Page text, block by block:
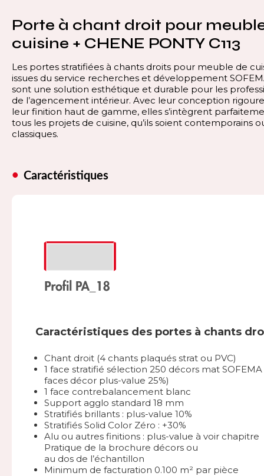
Porte à chant droit pour
cuisine + CHENE PONTY C113
Les portes stratifiées à chants droits pour meuble de
issues du service recherches et développement
sont une solution esthétique et durable pour les
de l’agencement intérieur. Avec leur conception
leur finition haut de gamme, elles s’intègrent
tous les projets de cuisine, qu’ils soient contemporains
classiques.
Caractéristiques
Caractéristiques des portes à chants
Chant droit (4 chants plaqués strat ou PVC)
1 face stratifié sélection 250 décors mat SOFEMA
faces décor plus-value 25%)
1 face contrebalancement blanc
Support agglo standard 18 mm
Stratifiés brillants : plus-value 10%
Stratifiés Solid Color Zéro : +30%
Alu ou autres finitions : plus-value à voir chapitre
Pratique de la brochure décors ou
au dos de l’échantillon
Minimum de facturation 0.100 m² par pièce